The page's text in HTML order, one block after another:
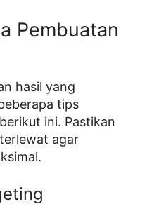
Pembuatan
hasil yang
tips
ini. Pastikan
agar